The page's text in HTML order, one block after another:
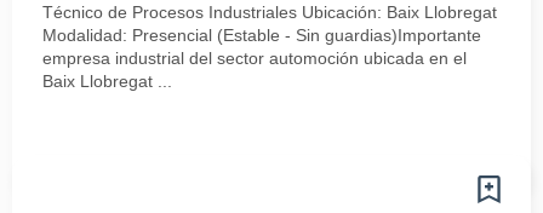
Técnico de Procesos Industriales Ubicación: Baix Llobregat
Modalidad: Presencial (Estable - Sin guardias)Importante
empresa industrial del sector automoción ubicada en el
Baix Llobregat ...